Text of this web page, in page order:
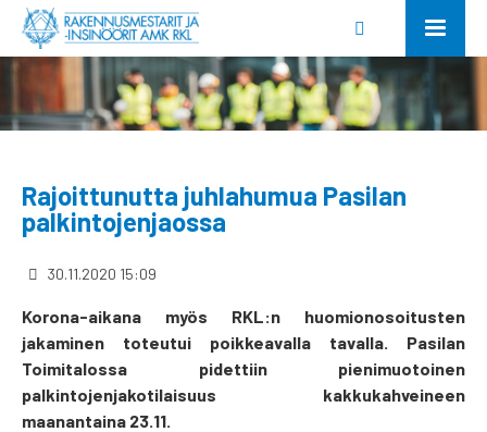
Rajoittunutta juhlahumua Pasilan
palkintojenjaossa
30.11.2020 15:09
Korona-aikana myös RKL:n huomionosoitusten
jakaminen toteutui poikkeavalla tavalla. Pasilan
Toimitalossa pidettiin pienimuotoinen
palkintojenjakotilaisuus kakkukahveineen
maanantaina 23.11.